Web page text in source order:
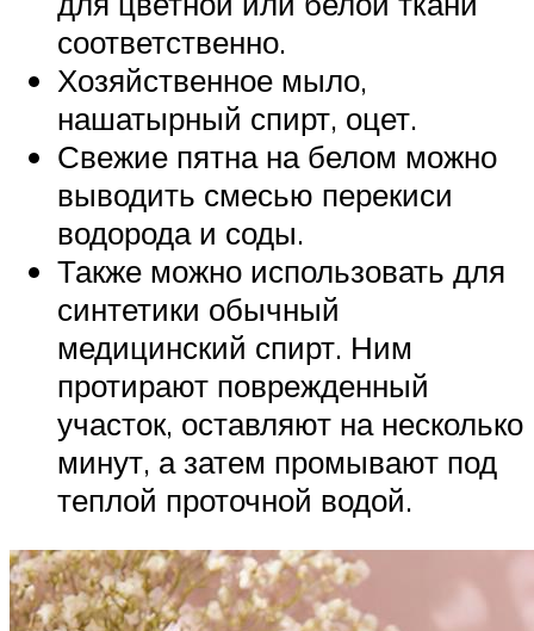
соответственно.
Хозяйственное мыло,
нашатырный спирт, оцет.
Свежие пятна на белом можно
выводить смесью перекиси
водорода и соды.
Также можно использовать для
синтетики обычный
медицинский спирт. Ним
протирают поврежденный
участок, оставляют на несколько
минут, а затем промывают под
теплой проточной водой.